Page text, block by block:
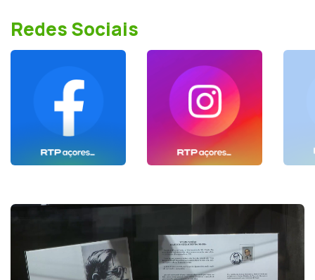
Redes Sociais